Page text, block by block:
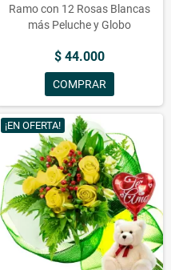
Ramo con 12 Rosas Blancas
más Peluche y Globo
$ 44.000
COMPRAR
¡EN OFERTA!